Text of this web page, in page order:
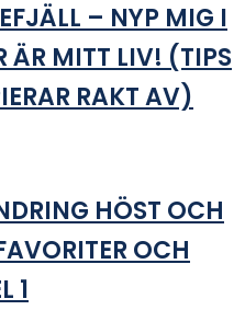
– NYP MIG I
ÄR MITT LIV! (TIPS
RAKT AV)
HÖST OCH
OCH
1